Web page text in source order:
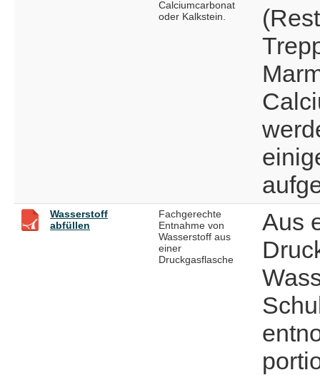
Calciumcarbonat
oder Kalkstein.
Wasserstoff
abfüllen
Fachgerechte
Entnahme von
Wasserstoff aus
einer
Druckgasflasche
Aus